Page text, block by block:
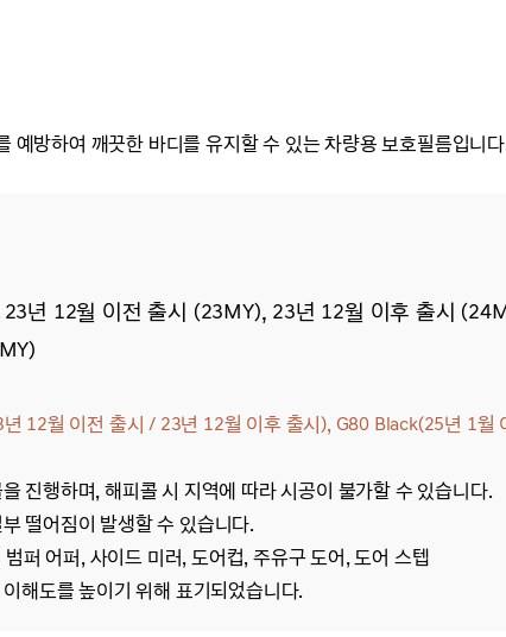
예방하여 깨끗한 바디를 유지할 수 있는 차량용 보호필름입니
년 12월 이전 출시 (23MY), 23년 12월 이후 출시
12월 이전 출시 / 23년 12월 이후 출시), G80 Black(25년 1월
진행하며, 해피콜 시 지역에 따라 시공이 불가할 수 있습니다.
떨어짐이 발생할 수 있습니다.
퍼 어퍼, 사이드 미러, 도어컵, 주유구 도어, 도어 스텝
해도를 높이기 위해 표기되었습니다.